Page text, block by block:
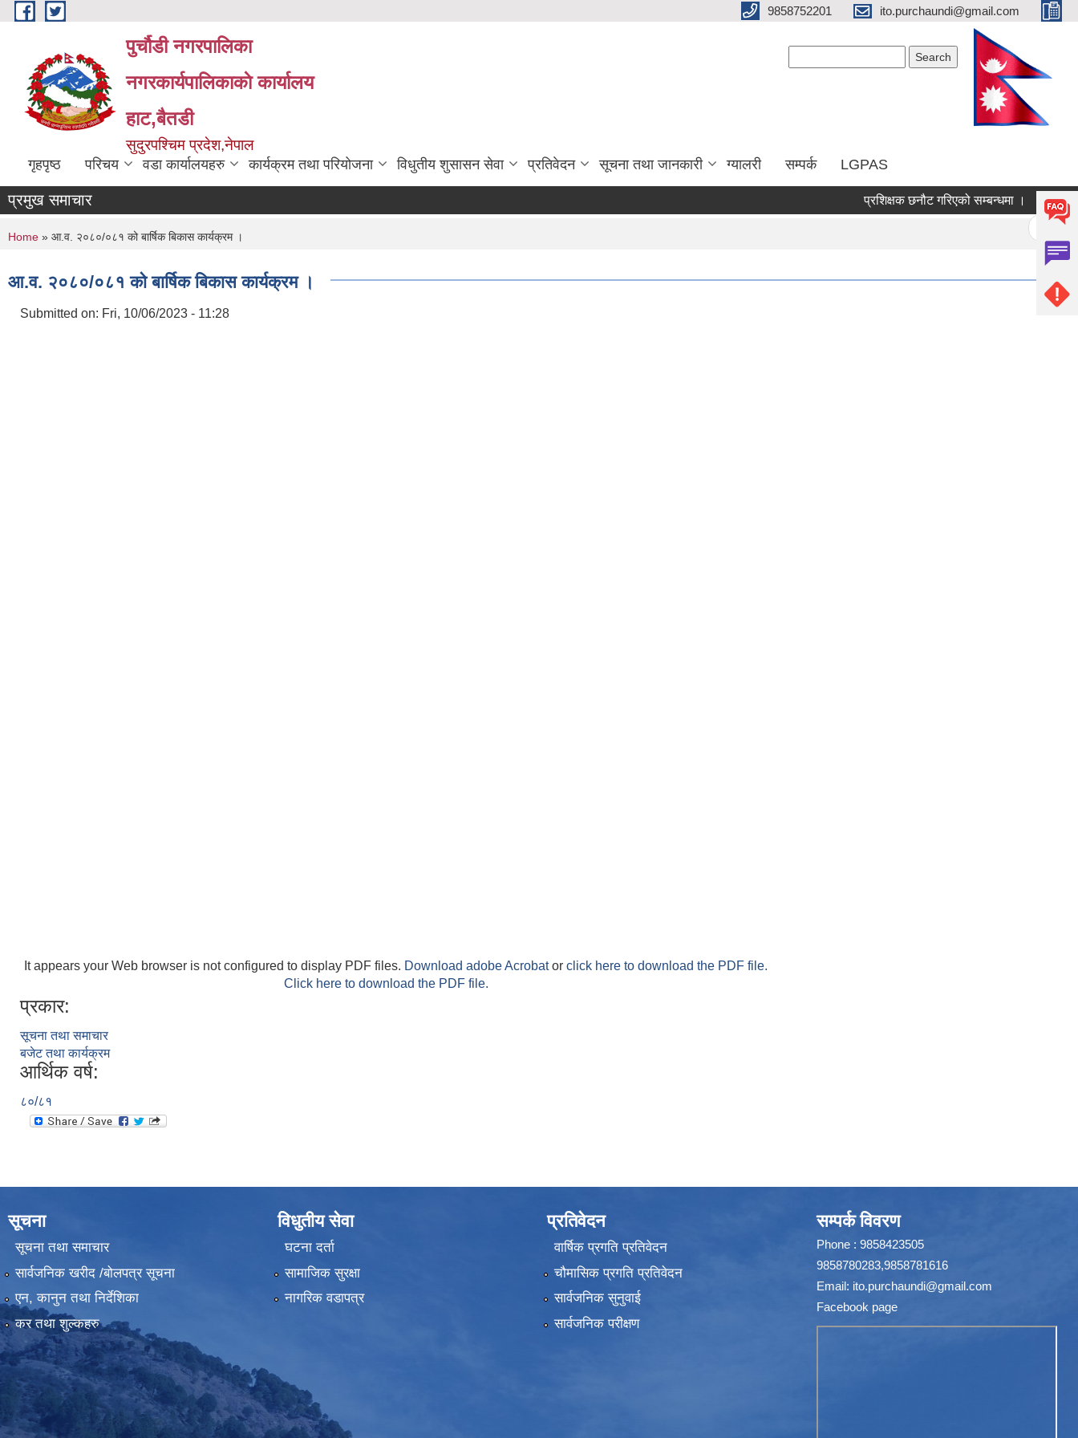
Skip to main content 9858752201 ito.purchaundi@gmail.com
पुर्चौडी नगरपालिका
नगरकार्यपालिकाकाे कार्यालय
हाट,बैतडी
सुदुरपश्चिम प्रदेश,नेपाल
गृहपृष्ठ परिचय वडा कार्यालयहरु कार्यक्रम तथा परियोजना विधुतीय शुसासन सेवा प्रतिवेदन सूचना तथा जानकारी ग्यालरी सम्पर्क LGPAS
प्रमुख समाचार प्रशिक्षक छनौट गरिएको सम्बन्धमा । कृषक
You are here
Home » आ.व. २०८०/०८१ को बार्षिक बिकास कार्यक्रम ।
आ.व. २०८०/०८१ को बार्षिक बिकास कार्यक्रम ।
Submitted on: Fri, 10/06/2023 - 11:28
It appears your Web browser is not configured to display PDF files. Download adobe Acrobator click here to download the PDF file.
Click here to download the PDF file.
प्रकार:
सूचना तथा समाचार
बजेट तथा कार्यक्रम
आर्थिक वर्ष:
८०/८१
सूचना
सूचना तथा समाचार
सार्वजनिक खरीद /बोलपत्र सूचना
एन, कानुन तथा निर्देशिका
कर तथा शुल्कहरु
विधुतीय सेवा
घटना दर्ता
सामाजिक सुरक्षा
नागरिक वडापत्र
प्रतिवेदन
वार्षिक प्रगति प्रतिवेदन
चौमासिक प्रगति प्रतिवेदन
सार्वजनिक सुनुवाई
सार्वजनिक परीक्षण
सम्पर्क विवरण
Phone : 9858423505
9858780283,9858781616
Email: ito.purchaundi@gmail.com
Facebook page